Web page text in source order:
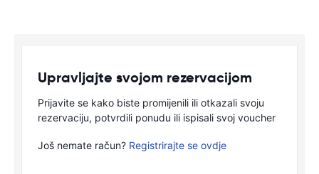
Upravljajte svojom rezervacijom
Prijavite se kako biste promijenili ili otkazali svoju
rezervaciju, potvrdili ponudu ili ispisali svoj voucher
Još nemate račun? Registrirajte se ovdje